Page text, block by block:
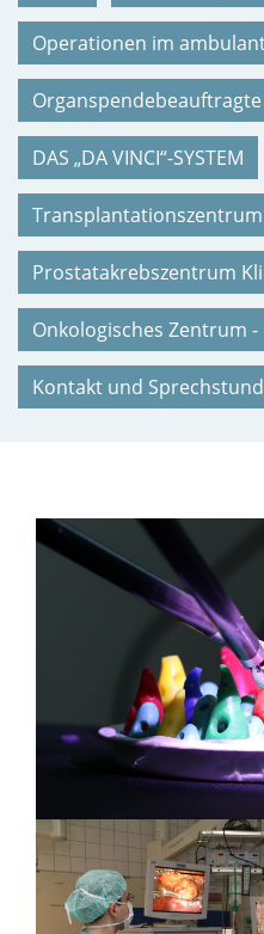
Operationen im
Organspendebeauftragte
DAS „DA VINCI“-SYSTEM
Transplantationszentrum
Prostatakrebszentrum
Onkologisches Zentrum
Kontakt und